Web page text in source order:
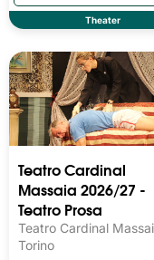
Theater
Teatro Cardinal
Massaia 2026/27 -
Teatro Prosa
Teatro Cardinal
Torino